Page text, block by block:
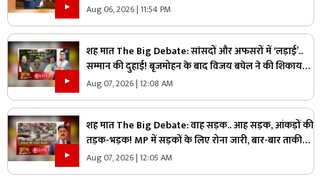
जाएंगे असली मुद्दे?
Aug 06, 2026 | 11:54 PM
शह मात The Big Debate: सांसदों और अफसरों में ‘लड़ाई’..
सम्मान की दुहाई! बृजमोहन के बाद विजय बघेल ने की शिकायत,
जानिए राज्य का मामला आखिर संसद तक क्यों पहुंचा?
Aug 07, 2026 | 12:08 AM
शह मात The Big Debate: वाह सड़क.. आह सड़क, आंकड़ों की
तड़क-भड़क! MP में सड़कों के लिए रोना जारी, बार-बार ताकीद
के बाद भी क्यों नहीं सुधरे हालात
Aug 07, 2026 | 12:05 AM